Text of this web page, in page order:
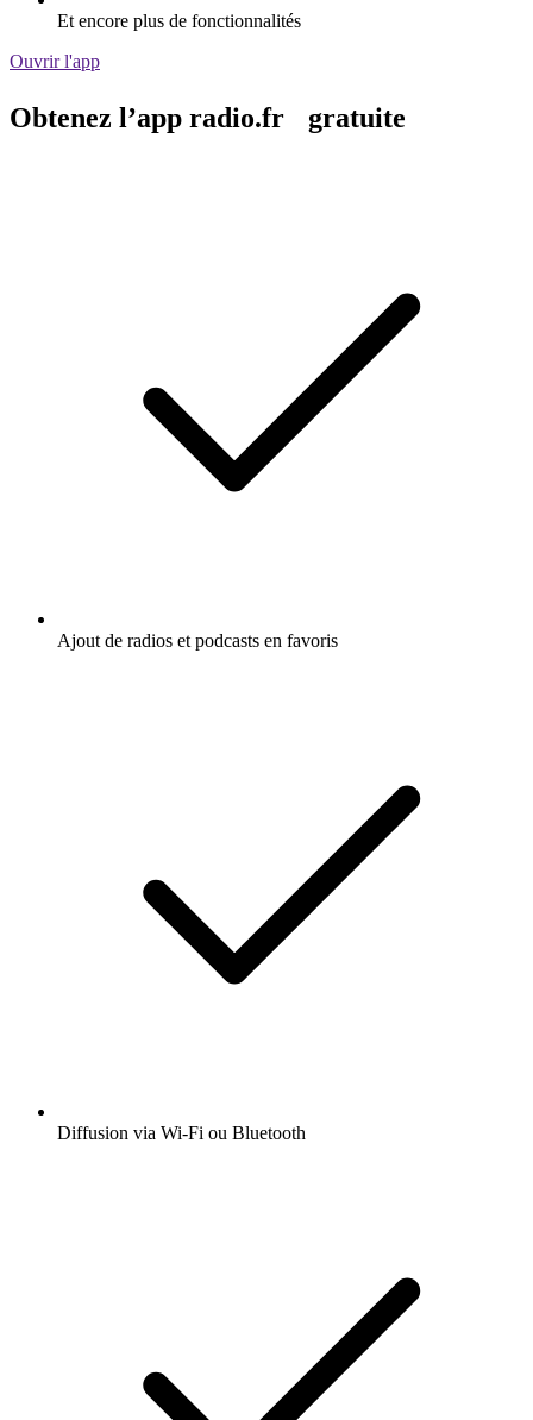
Et encore plus de fonctionnalités
Ouvrir l'app
Obtenez l’app radio.fr gratuite
Ajout de radios et podcasts en favoris
Diffusion via Wi-Fi ou Bluetooth